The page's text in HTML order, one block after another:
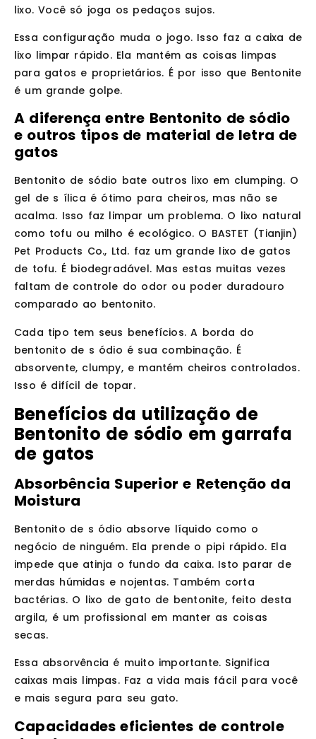
lixo. Você só joga os pedaços sujos.
Essa configuração muda o jogo. Isso faz a caixa de
lixo limpar rápido. Ela mantém as coisas limpas
para gatos e proprietários. É por isso que Bentonite
é um grande golpe.
A diferença entre Bentonito de sódio
e outros tipos de material de letra de
gatos
Bentonito de sódio bate outros lixo em clumping. O
gel de s ílica é ótimo para cheiros, mas não se
acalma. Isso faz limpar um problema. O lixo natural
como tofu ou milho é ecológico. O BASTET (Tianjin)
Pet Products Co., Ltd. faz um grande lixo de gatos
de tofu. É biodegradável. Mas estas muitas vezes
faltam de controle do odor ou poder duradouro
comparado ao bentonito.
Cada tipo tem seus benefícios. A borda do
bentonito de s ódio é sua combinação. É
absorvente, clumpy, e mantém cheiros controlados.
Isso é difícil de topar.
Benefícios da utilização de
Bentonito de sódio em garrafa
de gatos
Absorbência Superior e Retenção da
Moistura
Bentonito de s ódio absorve líquido como o
negócio de ninguém. Ela prende o pipi rápido. Ela
impede que atinja o fundo da caixa. Isto parar de
merdas húmidas e nojentas. Também corta
bactérias. O lixo de gato de bentonite, feito desta
argila, é um profissional em manter as coisas
secas.
Essa absorvência é muito importante. Significa
caixas mais limpas. Faz a vida mais fácil para você
e mais segura para seu gato.
Capacidades eficientes de controle